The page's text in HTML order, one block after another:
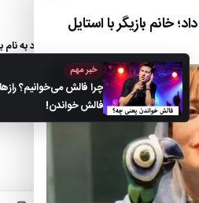
دانلود آهنگ معین زد به
خانم بازیگر با استایل
خبر مهم
چرا فالش می‌خوانیم؟
فالش خواندن!